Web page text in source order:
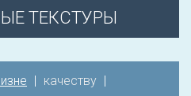
ТЕКСТУРЫ
| качеству |